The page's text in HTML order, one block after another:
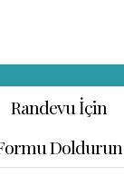
Randevu İçin
Doldurun